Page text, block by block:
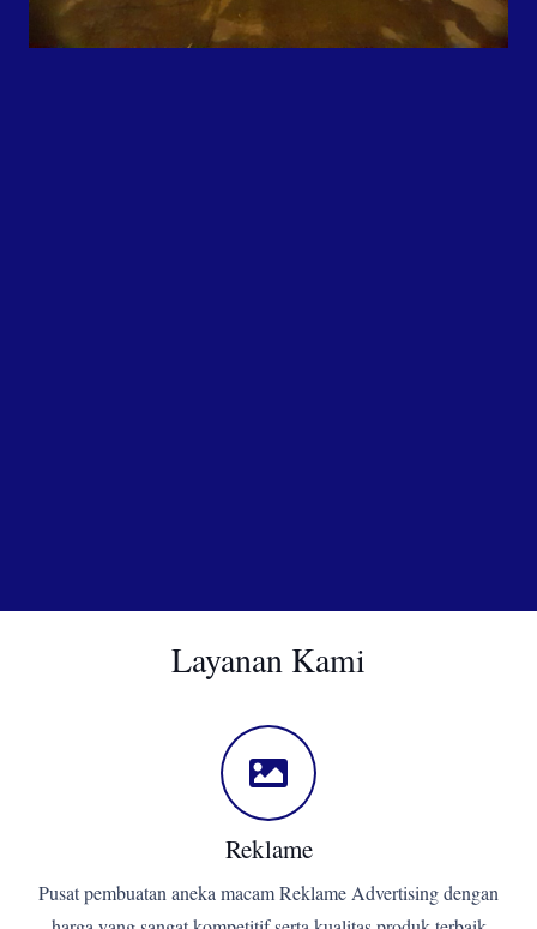
Layanan Kami
Reklame
Pusat pembuatan aneka macam Reklame Advertising dengan